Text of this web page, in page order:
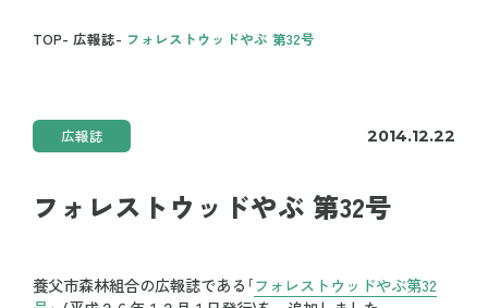
TOP- 広報誌- フォレストウッドやぶ 第32号
広報誌 2014.12.22
フォレストウッドやぶ 第32号
養父市森林組合の広報誌である｢フォレストウッドやぶ第32